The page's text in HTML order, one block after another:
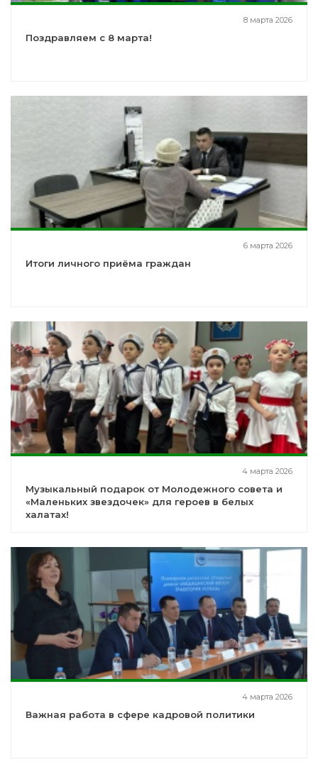
8 марта 2026
Поздравляем с 8 марта!
6 марта 2026
Итоги личного приёма граждан
4 марта 2026
Музыкальный подарок от Молодежного совета и
«Маленьких звездочек» для героев в белых
халатах!
4 марта 2026
Важная работа в сфере кадровой политики